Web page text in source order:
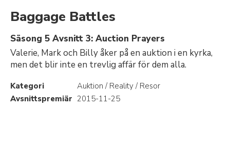
Baggage Battles
Säsong 5 Avsnitt 3: Auction Prayers
Valerie, Mark och Billy åker på en auktion i en kyrka,
men det blir inte en trevlig affär för dem alla.
Kategori
Auktion / Reality / Resor
Avsnittspremiär 2015-11-25